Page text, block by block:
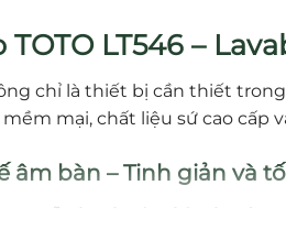
TOTO LT546 –
chỉ là thiết bị cần thiết
mại, chất liệu sứ cao
âm bàn – Tinh giản và
là mẫu